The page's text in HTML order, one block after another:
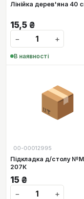
Лінійка дерев'яна 40
15,5 ₴
−
+
В наявності
📦
00-00012995
Підкладка д/столу
207К
15 ₴
−
+